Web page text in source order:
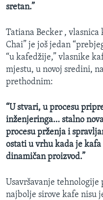
sretan.”
Tatiana Becker , vlasnica
Chai” je još jedan
“u kafedžije,” vlasnike
mjestu, u novoj sredini,
prethodnim:
“U stvari, u procesu
inženjeringa… stalno
procesu prženja i
ostati u vrhu kada je
dinamičan proizvod.”
Usavršavanje
najbolje sirove kafe nisu